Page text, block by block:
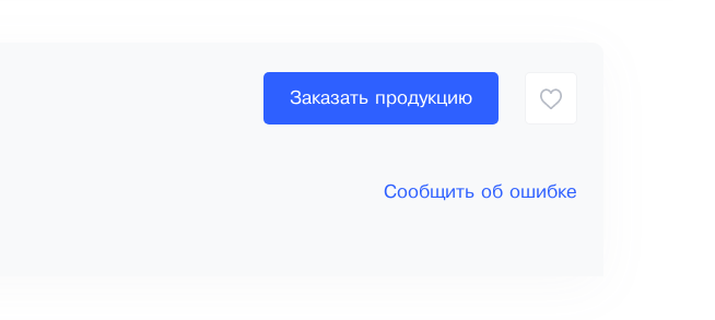
Заказать продукцию
Сообщить об ошибке